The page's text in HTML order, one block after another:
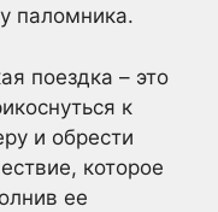
паломника.
поездка – это
к
и обрести
которое
ее